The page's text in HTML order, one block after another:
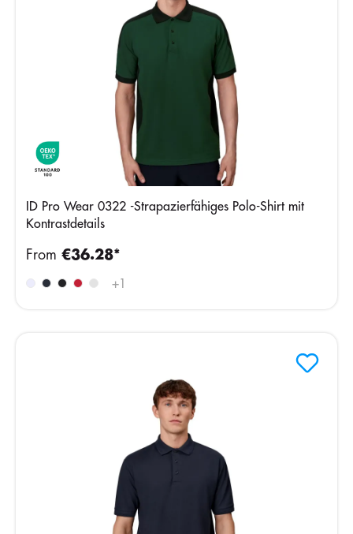
ID Pro Wear 0322 -Strapazierfähiges Polo-Shirt mit
Kontrastdetails
+1
From €36.28*